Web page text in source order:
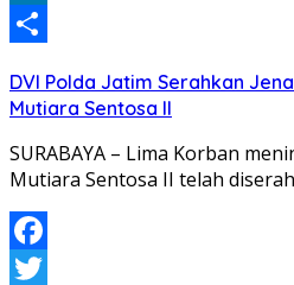
LinkedIn
DVI Polda Jatim Serahkan
Mutiara Sentosa II
SURABAYA – Lima Korban
Mutiara Sentosa II telah
Facebook